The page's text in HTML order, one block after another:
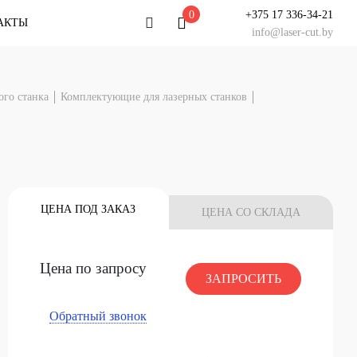
У Вас есть вопрос?
0
+375 17 336-34-21
info@laser-cut.by
станка
Комплектующие для лазерных станков
ЦЕНА ПОД ЗАКАЗ ЦЕНА СО СКЛАДА
Цена по запросу
ЗАПРОСИТЬ
Обратный звонок